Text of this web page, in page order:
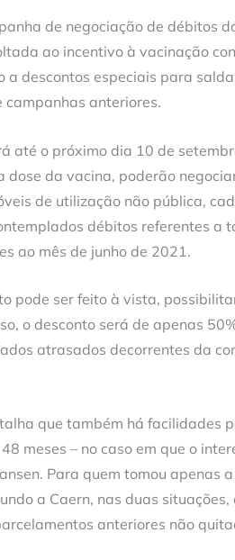
de negociação de débitos
ao incentivo à vacinação
descontos especiais para
campanhas anteriores.
até o próximo dia 10 de
da vacina, poderão
de utilização não pública,
débitos referentes a
ao mês de junho de 2021.
pode ser feito à vista,
o desconto será de apenas
atrasados decorrentes da
que também há facilidades
meses – no caso em que o
Para quem tomou apenas
a Caern, nas duas
anteriores não